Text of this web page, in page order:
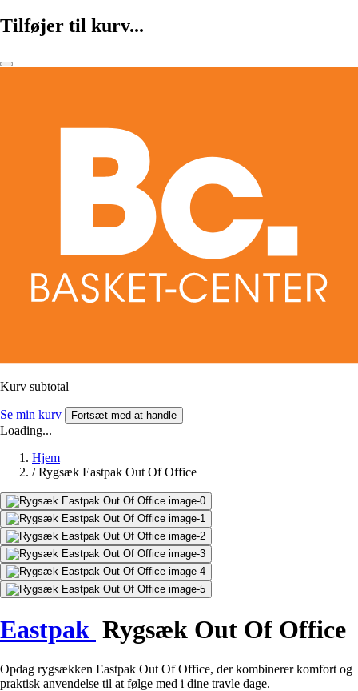
Tilføjer til kurv...
Kurv subtotal
Se min kurv Fortsæt med at handle
Loading...
Hjem
/ Rygsæk Eastpak Out Of Office
Eastpak Rygsæk Out Of Office
Opdag rygsækken Eastpak Out Of Office, der kombinerer komfort og
praktisk anvendelse til at følge med i dine travle dage.